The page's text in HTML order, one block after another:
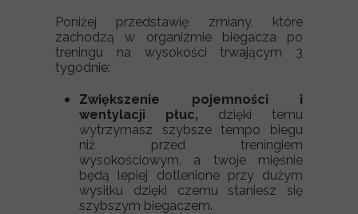
Poniżej przedstawię zmiany, które
zachodzą w organizmie biegacza po
treningu na wysokości trwającym 3
tygodnie:
Zwiększenie pojemności i
wentylacji płuc, dzięki temu
wytrzymasz szybsze tempo biegu
niż przed treningiem
wysokościowym, a twoje mięśnie
będą lepiej dotlenione przy dużym
wysiłku dzięki czemu staniesz się
szybszym biegaczem.